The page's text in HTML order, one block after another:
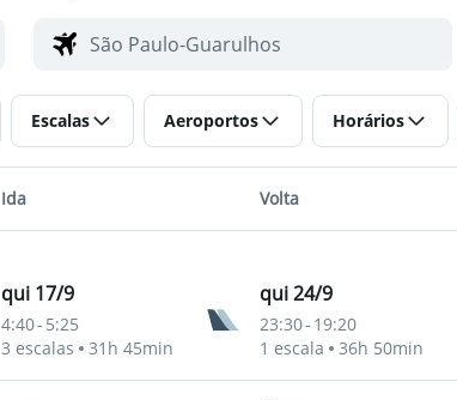
Escalas Aeroportos Horários
Ida Volta
qui 17/9
4:40- 5:25
3 escalas
31h 45min
qui 24/9
23:30- 19:20
1 escala
36h 50min